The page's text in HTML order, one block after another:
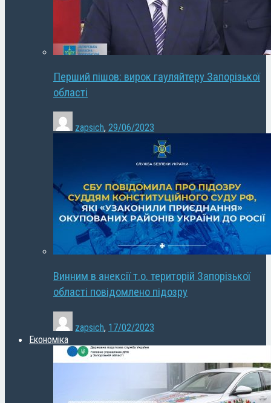
Перший пішов: вирок гауляйтеру Запорізької
області
zapsich, 29/06/2023
Винним в анексії т.о. територій Запорізької
області повідомлено підозру
zapsich, 17/02/2023
Економіка